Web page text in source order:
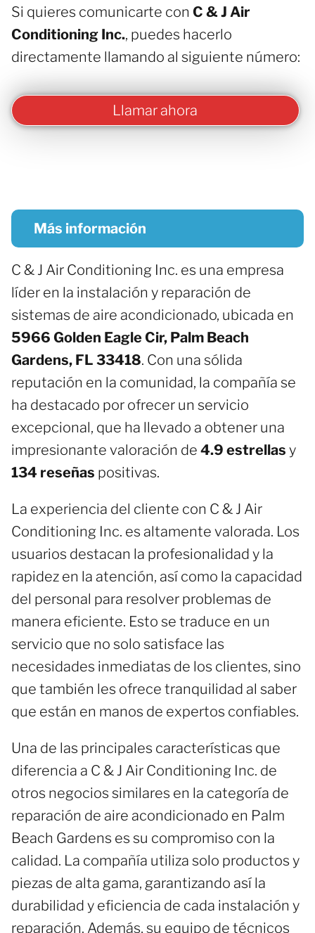
Si quieres comunicarte con C & J Air
Conditioning Inc., puedes hacerlo
directamente llamando al siguiente número:
Llamar ahora
Más información
C & J Air Conditioning Inc. es una empresa
líder en la instalación y reparación de
sistemas de aire acondicionado, ubicada en
5966 Golden Eagle Cir, Palm Beach
Gardens, FL 33418. Con una sólida
reputación en la comunidad, la compañía se
ha destacado por ofrecer un servicio
excepcional, que ha llevado a obtener una
impresionante valoración de 4.9 estrellas y
134 reseñas positivas.
La experiencia del cliente con C & J Air
Conditioning Inc. es altamente valorada. Los
usuarios destacan la profesionalidad y la
rapidez en la atención, así como la capacidad
del personal para resolver problemas de
manera eficiente. Esto se traduce en un
servicio que no solo satisface las
necesidades inmediatas de los clientes, sino
que también les ofrece tranquilidad al saber
que están en manos de expertos confiables.
Una de las principales características que
diferencia a C & J Air Conditioning Inc. de
otros negocios similares en la categoría de
reparación de aire acondicionado en Palm
Beach Gardens es su compromiso con la
calidad. La compañía utiliza solo productos y
piezas de alta gama, garantizando así la
durabilidad y eficiencia de cada instalación y
reparación. Además, su equipo de técnicos